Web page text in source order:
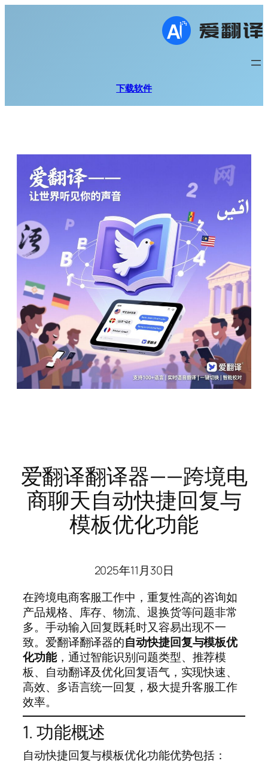
下载软件
爱翻译翻译器——跨境电
商聊天自动快捷回复与
模板优化功能
2025年11月30日
在跨境电商客服工作中，重复性高的咨询如
产品规格、库存、物流、退换货等问题非常
多。手动输入回复既耗时又容易出现不一
致。爱翻译翻译器的自动快捷回复与模板优
化功能，通过智能识别问题类型、推荐模
板、自动翻译及优化回复语气，实现快速、
高效、多语言统一回复，极大提升客服工作
效率。
1. 功能概述
自动快捷回复与模板优化功能优势包括：